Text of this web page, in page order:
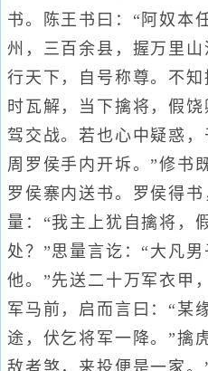
书。陈王书曰：“阿奴本
州，三百余县，握万里
行天下，自号称尊。不
时瓦解，当下擒将，假
驾交战。若也心中疑惑
周罗侯手内开坼。”修书
罗侯寨内送书。罗侯得
量：“我主上犹自擒将，
处？”思量言讫：“大凡
他。”先送二十万军衣甲
军马前，启而言曰：“某
途，伏乞将军一降。”擒
敌者煞，来投便是一家